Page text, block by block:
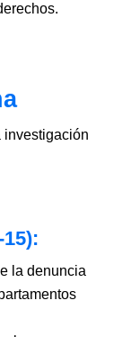
investigación
la denuncia